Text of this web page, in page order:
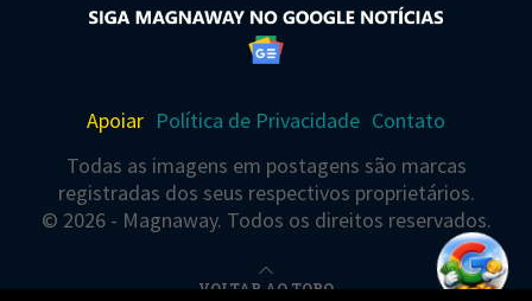
Apoiar Política de Privacidade Contato
Todas as imagens em postagens são marcas
registradas dos seus respectivos proprietários.
© 2026 - Magnaway. Todos os direitos reservados.
VOLTAR AO TOPO